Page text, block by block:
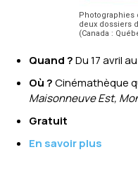
Photographies
deux dossiers
(Canada :
Quand ?Du 17 avril
Où ?Cinémathèque
Maisonneuve Est,
Gratuit
En savoir plus